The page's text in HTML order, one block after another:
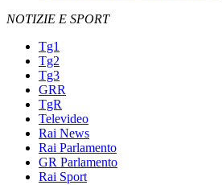
NOTIZIE E SPORT
Tg1
Tg2
Tg3
GRR
TgR
Televideo
Rai News
Rai Parlamento
GR Parlamento
Rai Sport